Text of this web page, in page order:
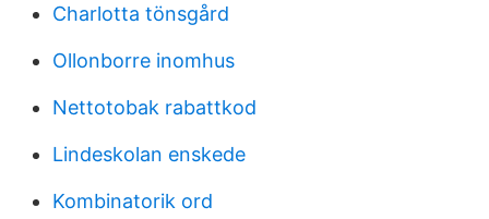
Charlotta tönsgård
Ollonborre inomhus
Nettotobak rabattkod
Lindeskolan enskede
Kombinatorik ord